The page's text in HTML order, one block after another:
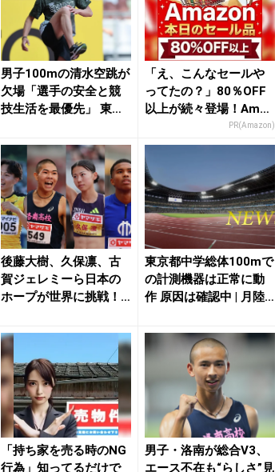
男子100mの清水空跳が
欠場「選手の安全と競
技生活を最優先」 東海
「え、こんなセールや
ってたの？」80％OFF
以上が続々登場！Amaz
PR(Amazon)
後藤大樹、久保凛、古
賀ジェレミーら日本の
ホープが世界に挑戦！
東京都中学総体100mで
の計測機器は正常に動
作 原因は確認中 | 月陸O
「持ち家を売る時のNG
行為」知ってるだけで
男子・洛南が総合V3、
エース不在も“らしさ”見